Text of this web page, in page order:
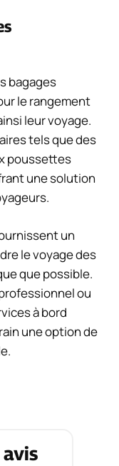
bagages
le rangement
leur voyage.
tels que des
poussettes
une solution
un
le voyage des
que possible.
ou
à bord
une option de